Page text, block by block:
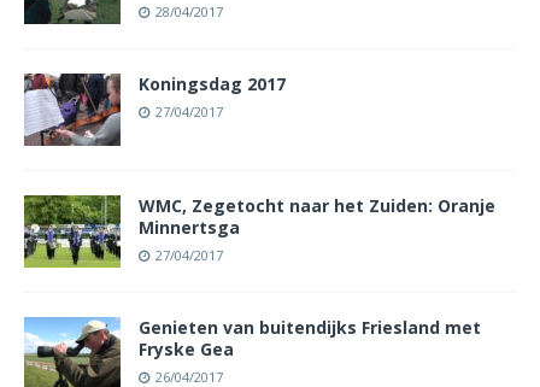
28/04/2017
Koningsdag 2017
27/04/2017
WMC, Zegetocht naar het Zuiden: Oranje
Minnertsga
27/04/2017
Genieten van buitendijks Friesland met
Fryske Gea
26/04/2017